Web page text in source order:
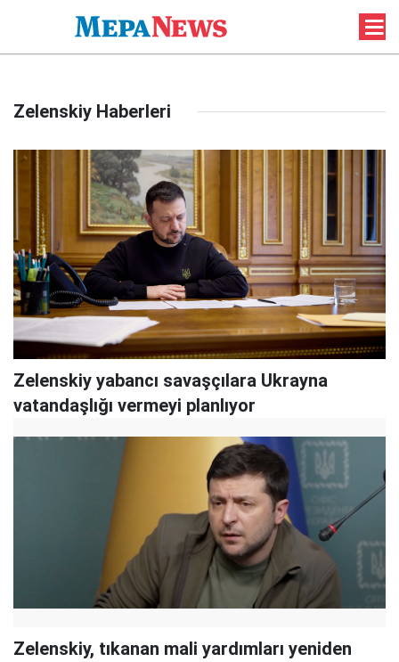
Zelenskiy Haberleri
Zelenskiy yabancı savaşçılara Ukrayna
vatandaşlığı vermeyi planlıyor
Zelenskiy, tıkanan mali yardımları yeniden